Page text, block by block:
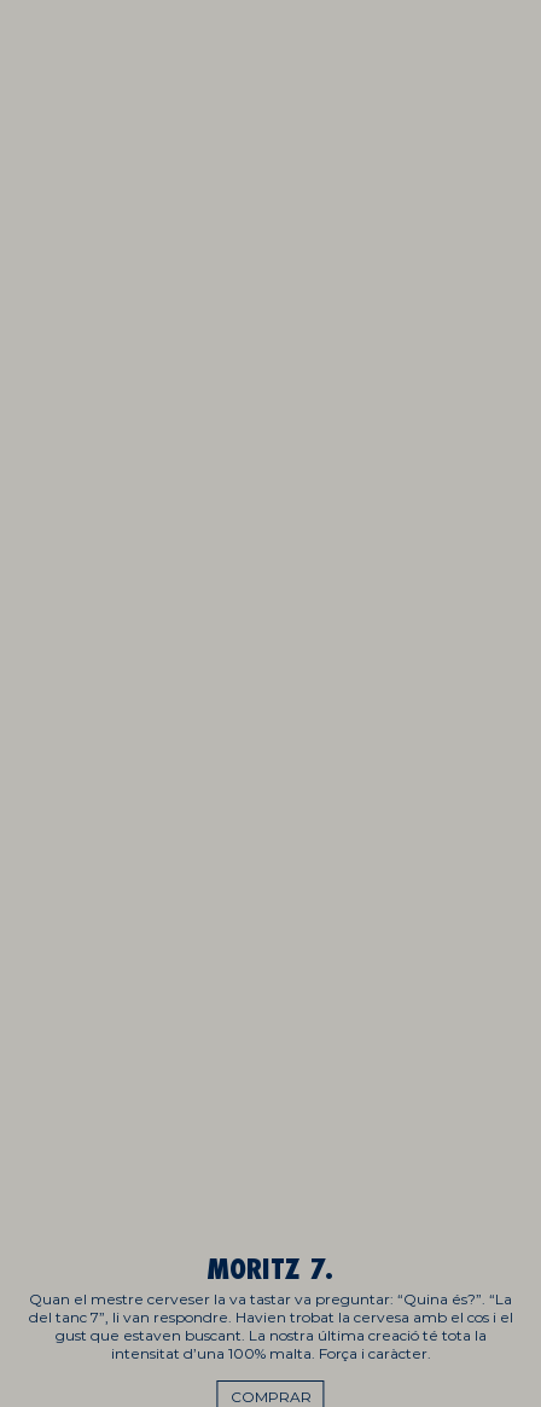
MORITZ 7.
Quan el mestre cerveser la va tastar va preguntar: “Quina és?”. “La
del tanc 7”, li van respondre. Havien trobat la cervesa amb el cos i el
gust que estaven buscant. La nostra última creació té tota la
intensitat d’una 100% malta. Força i caràcter.
COMPRAR